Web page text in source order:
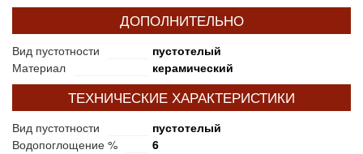
ДОПОЛНИТЕЛЬНО
Вид пустотности
пустотелый
Материал
керамический
ТЕХНИЧЕСКИЕ ХАРАКТЕРИСТИКИ
Вид пустотности
пустотелый
Водопоглощение %
6